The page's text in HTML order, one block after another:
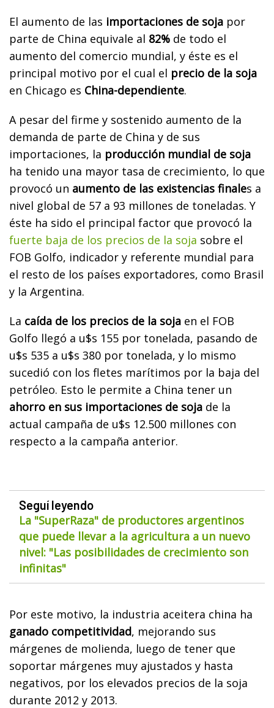
El aumento de las importaciones de soja por
parte de China equivale al 82% de todo el
aumento del comercio mundial, y éste es el
principal motivo por el cual el precio de la soja
en Chicago es China-dependiente.
A pesar del firme y sostenido aumento de la
demanda de parte de China y de sus
importaciones, la producción mundial de soja
ha tenido una mayor tasa de crecimiento, lo que
provocó un aumento de las existencias finales a
nivel global de 57 a 93 millones de toneladas. Y
éste ha sido el principal factor que provocó la
fuerte baja de los precios de la soja sobre el
FOB Golfo, indicador y referente mundial para
el resto de los países exportadores, como Brasil
y la Argentina.
La caída de los precios de la soja en el FOB
Golfo llegó a u$s 155 por tonelada, pasando de
u$s 535 a u$s 380 por tonelada, y lo mismo
sucedió con los fletes marítimos por la baja del
petróleo. Esto le permite a China tener un
ahorro en sus importaciones de soja de la
actual campaña de u$s 12.500 millones con
respecto a la campaña anterior.
Seguí leyendo
La "SuperRaza" de productores argentinos
que puede llevar a la agricultura a un nuevo
nivel: "Las posibilidades de crecimiento son
infinitas"
Por este motivo, la industria aceitera china ha
ganado competitividad, mejorando sus
márgenes de molienda, luego de tener que
soportar márgenes muy ajustados y hasta
negativos, por los elevados precios de la soja
durante 2012 y 2013.